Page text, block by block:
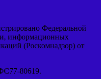
Федеральной
информационных
(Роскомнадзор) от
80619.